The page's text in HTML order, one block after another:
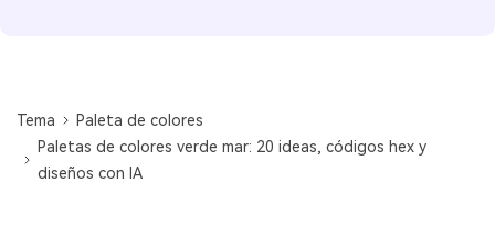
Tema
Paleta de colores
Paletas de colores verde mar: 20 ideas, códigos hex y
diseños con IA